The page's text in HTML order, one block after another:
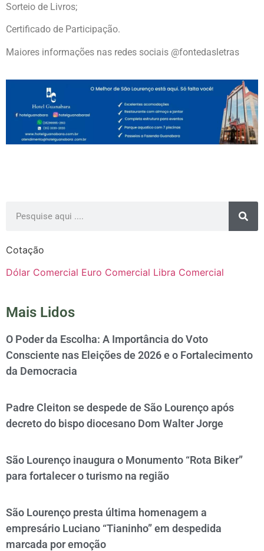
Sorteio de Livros;
Certificado de Participação.
Maiores informações nas redes sociais @fontedasletras
Cotação
Dólar Comercial Euro Comercial Libra Comercial
Mais Lidos
O Poder da Escolha: A Importância do Voto
Consciente nas Eleições de 2026 e o Fortalecimento
da Democracia
Padre Cleiton se despede de São Lourenço após
decreto do bispo diocesano Dom Walter Jorge
São Lourenço inaugura o Monumento “Rota Biker”
para fortalecer o turismo na região
São Lourenço presta última homenagem a
empresário Luciano “Tianinho” em despedida
marcada por emoção